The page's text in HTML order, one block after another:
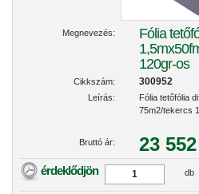
Megnevezés:
Fólia
120gr-os
Cikkszám: 300952
Leírás:
Fólia tetőfólia
75m2/tekercs
Bruttó ár: 23
érdeklődjön db